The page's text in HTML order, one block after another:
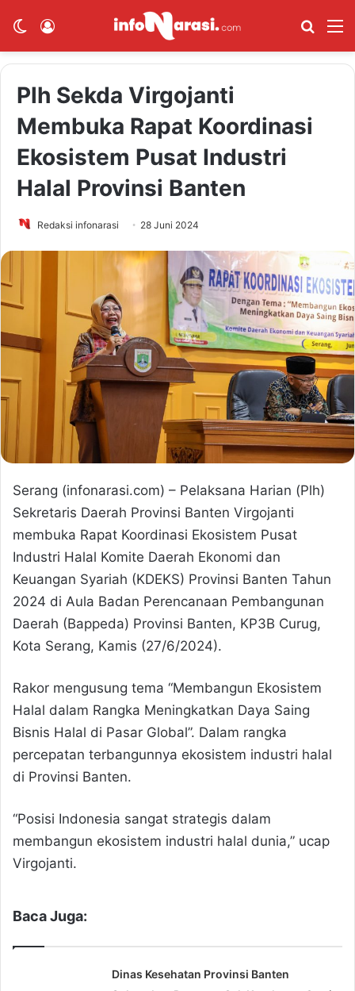
Switch skin Cari
Plh Sekda Virgojanti
Membuka Rapat Koordinasi
Ekosistem Pusat Industri
Halal Provinsi Banten
Redaksi infonarasi 28 Juni 2024
Serang (infonarasi.com) – Pelaksana Harian (Plh)
Sekretaris Daerah Provinsi Banten Virgojanti
membuka Rapat Koordinasi Ekosistem Pusat
Industri Halal Komite Daerah Ekonomi dan
Keuangan Syariah (KDEKS) Provinsi Banten Tahun
2024 di Aula Badan Perencanaan Pembangunan
Daerah (Bappeda) Provinsi Banten, KP3B Curug,
Kota Serang, Kamis (27/6/2024).
Rakor mengusung tema “Membangun Ekosistem
Halal dalam Rangka Meningkatkan Daya Saing
Bisnis Halal di Pasar Global”. Dalam rangka
percepatan terbangunnya ekosistem industri halal
di Provinsi Banten.
“Posisi Indonesia sangat strategis dalam
membangun ekosistem industri halal dunia,” ucap
Virgojanti.
Baca Juga:
Dinas Kesehatan Provinsi Banten